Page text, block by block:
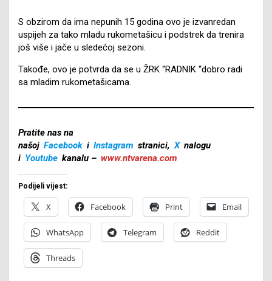
S obzirom da ima nepunih 15 godina ovo je izvanredan
uspijeh za tako mladu rukometašicu i podstrek da trenira
još više i jače u sledećoj sezoni.
Takođe, ovo je potvrda da se u ŽRK “RADNIK “dobro radi
sa mladim rukometašicama.
Pratite nas na
našoj Facebook i Instagram stranici, X nalogu
i Youtube kanalu – www.ntvarena.com
Podijeli vijest:
X Facebook Print Email
WhatsApp Telegram Reddit
Threads